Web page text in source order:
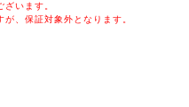
います。
、保証対象外となります。